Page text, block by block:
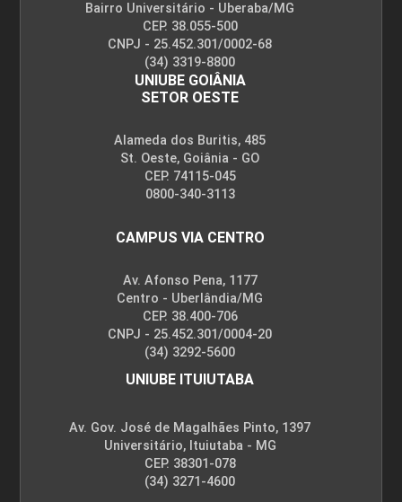
Procedimentos Estéticos em
Cirurgias Plásticas Mamárias
10h
Fibroedema Geloide
10h
Procedimentos Estéticos para
Bairro Universitário - Uberaba/MG
CEP. 38.055-500
CNPJ - 25.452.301/0002-68
(34) 3319-8800
UNIUBE GOIÂNIA
SETOR OESTE
Alameda dos Buritis, 485
St. Oeste, Goiânia - GO
CEP. 74115-045
0800-340-3113
CAMPUS VIA CENTRO
Av. Afonso Pena, 1177
Centro - Uberlândia/MG
CEP. 38.400-706
CNPJ - 25.452.301/0004-20
(34) 3292-5600
UNIUBE ITUIUTABA
Av. Gov. José de Magalhães Pinto, 1397
Universitário, Ituiutaba - MG
CEP. 38301-078
(34) 3271-4600